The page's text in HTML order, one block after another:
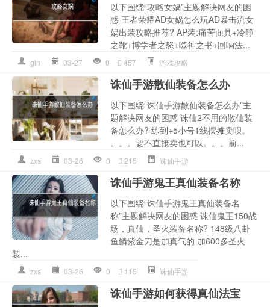
以下围绕“攻略女娲”主题解决网友的困
惑 王者荣耀AD女娲怎么玩AD暴击流女
娲出装攻略推荐? AP装:痛苦面具+冷静
之靴+博学者之怒+噬神之书+回响法...
gln 03-27 0 457 游戏攻略
诛仙手游散仙装备怎么办
以下围绕“诛仙手游散仙装备怎么办”主
题解决网友的困惑 诛仙2不用的散仙装
备怎么办? 练到+5小号1线摆摊卖呗。
。。。要不直接卖也可以。。。前...
zxs 03-26 0 215 诛仙手游
诛仙手游鬼王真仙装备名称
以下围绕“诛仙手游鬼王真仙装备名
称”主题解决网友的困惑 诛仙鬼王150战
场，真仙，圣火装备名称? 148级八卦
鱼鳞紫金刀是加真气的 加600多圣火
装...
zxs 03-26 0 115 诛仙手游
诛仙手游如何获得真仙法宝